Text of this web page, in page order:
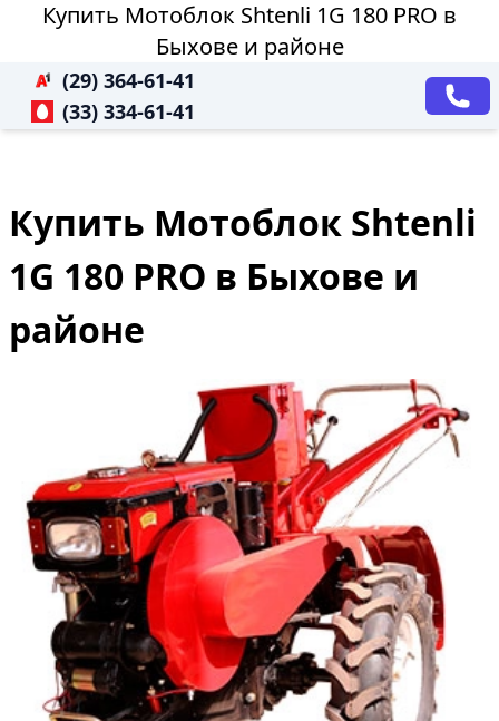
Купить Мотоблок Shtenli 1G 180 PRO в
Быхове и районе
(29) 364-61-41
(33) 334-61-41
Купить Мотоблок Shtenli
1G 180 PRO в Быхове и
районе